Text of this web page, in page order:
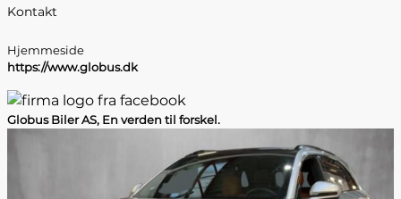
Kontakt
Hjemmeside
https://www.globus.dk
Globus Biler AS, En verden til forskel.